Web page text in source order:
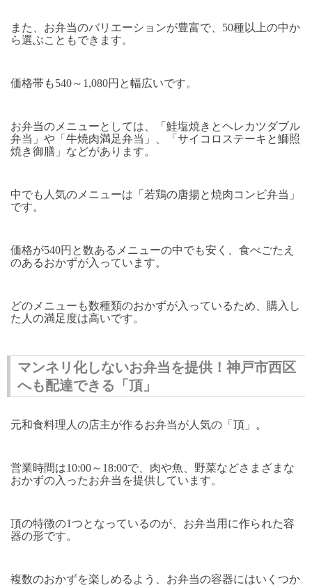
また、お弁当のバリエーションが豊富で、50種以上の中か
ら選ぶこともできます。
価格帯も540～1,080円と幅広いです。
お弁当のメニューとしては、「鮭塩焼きとヘレカツダブル
弁当」や「牛焼肉満足弁当」、「サイコロステーキと鰤照
焼き御膳」などがあります。
中でも人気のメニューは「若鶏の唐揚と焼肉コンビ弁当」
です。
価格が540円と数あるメニューの中でも安く、食べごたえ
のあるおかずが入っています。
どのメニューも数種類のおかずが入っているため、購入し
た人の満足度は高いです。
マンネリ化しないお弁当を提供！神戸市西区
へも配達できる「頂」
元和食料理人の店主が作るお弁当が人気の「頂」。
営業時間は10:00～18:00で、肉や魚、野菜などさまざまな
おかずの入ったお弁当を提供しています。
頂の特徴の1つとなっているのが、お弁当用に作られた容
器の形です。
複数のおかずを楽しめるよう、お弁当の容器にはいくつか